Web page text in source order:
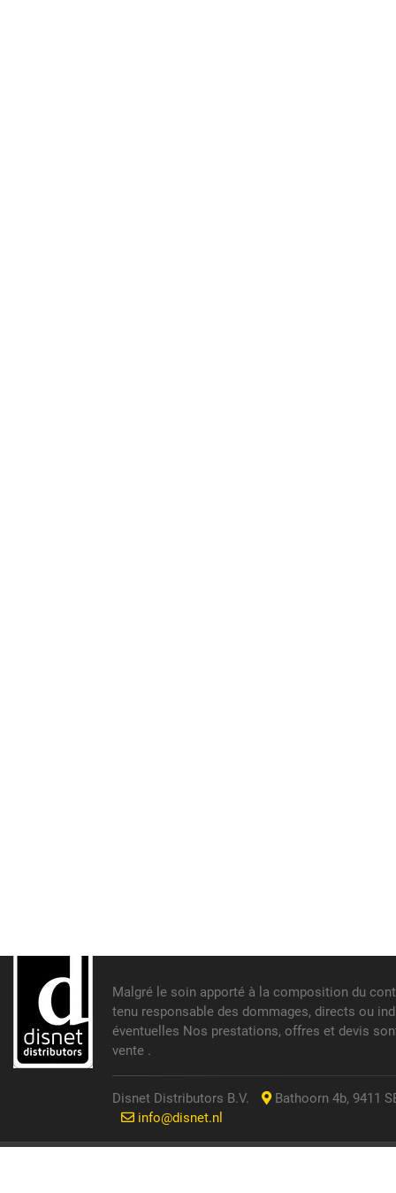
Malgré le soin apporté à la composition du
tenu responsable des dommages, directs ou
éventuelles Nos prestations, offres et devis
vente .
Disnet Distributors B.V.
Bathoorn 4b, 9411
info@disnet.nl